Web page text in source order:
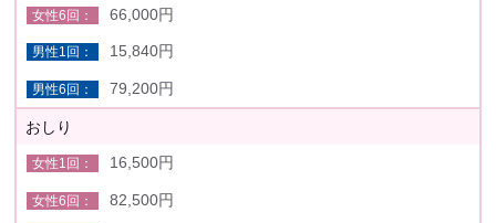
66,000円
15,840円
79,200円
おしり
16,500円
82,500円